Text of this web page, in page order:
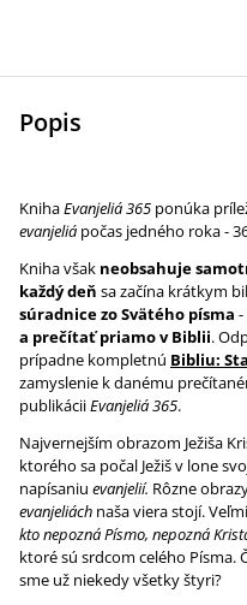
Popis
KnihaEvanjeliá 365 ponúka
evanjeliá počas jedného roka -
Kniha však neobsahuje
každý deň sa začína krátkym
súradnice zo Svätého písma
a prečítať priamo v Biblii.
prípadne kompletnú Bibliu:
zamyslenie k danému
publikáciiEvanjeliá 365.
Najvernejším obrazom Ježiša
ktorého sa počal Ježiš v lone
napísaniu evanjelií. Rôzne
evanjeliách naša viera stojí.
kto nepozná Písmo, nepozná
ktoré sú srdcom celého Písma.
sme už niekedy všetky štyri?